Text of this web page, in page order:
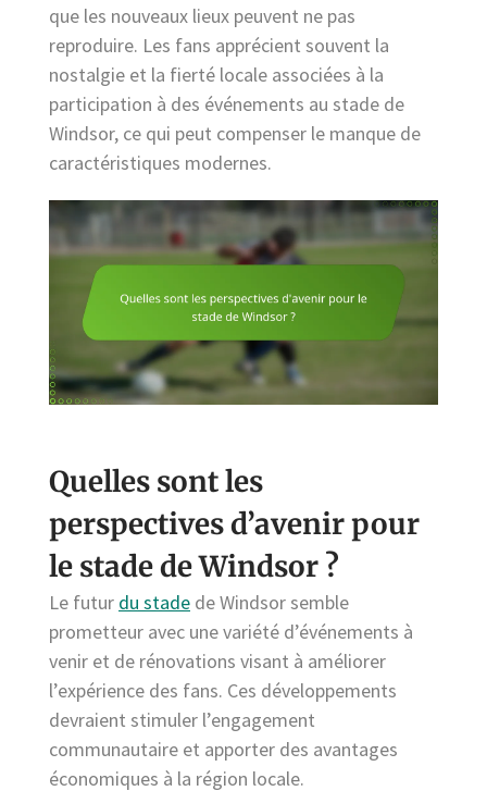
que les nouveaux lieux peuvent ne pas
reproduire. Les fans apprécient souvent la
nostalgie et la fierté locale associées à la
participation à des événements au stade de
Windsor, ce qui peut compenser le manque de
caractéristiques modernes.
Quelles sont les
perspectives d’avenir pour
le stade de Windsor ?
Le futur du stade de Windsor semble
prometteur avec une variété d’événements à
venir et de rénovations visant à améliorer
l’expérience des fans. Ces développements
devraient stimuler l’engagement
communautaire et apporter des avantages
économiques à la région locale.